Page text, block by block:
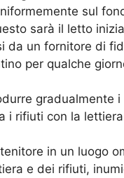
sul
sarà il letto
da un fornitore di
per qualche
gradualmente
i rifiuti con la
in un luogo
e dei rifiuti,